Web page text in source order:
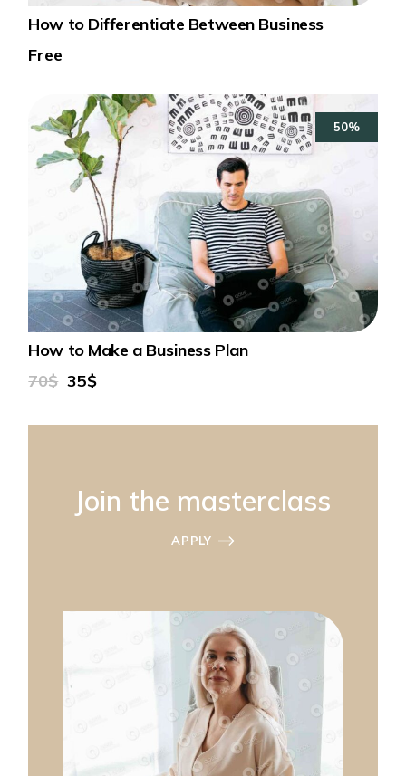
How to Differentiate Between Business
Free
50%
How to Make a Business Plan
70$ 35$
Join the masterclass
APPLY